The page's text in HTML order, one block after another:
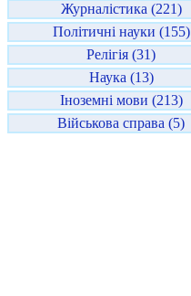
Журналістика (221)
Політичні науки (155)
Релігія (31)
Наука (13)
Іноземні мови (213)
Військова справа (5)